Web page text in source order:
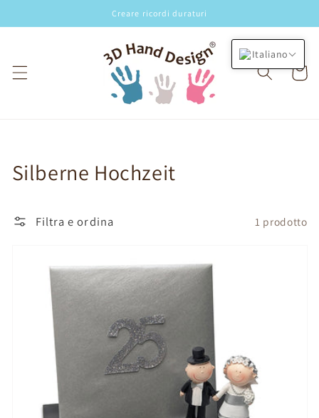
ai contenuti
Creare ricordi duraturi
Carrello
Collezione:
Silberne Hochzeit
Filtra e ordina 1 prodotto
Italiano